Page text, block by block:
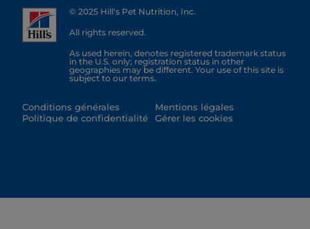
© 2025 Hill's Pet Nutrition, Inc.
All rights reserved.
As used herein, denotes registered trademark status
in the U.S. only; registration status in other
geographies may be different. Your use of this site is
subject to our terms.
Conditions générales
Politique de confidentialité
Mentions légales
Gérer les cookies